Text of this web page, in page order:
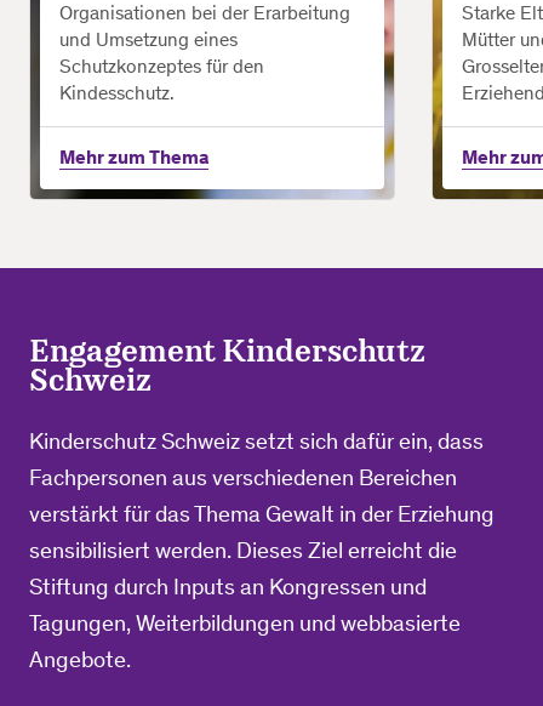
Organisationen bei der Erarbeitung
und Umsetzung eines
Schutzkonzeptes für den
Kindesschutz.
Mehr zum Thema
Starke
Mütter
Mehr
Engagement Kinderschutz
Schweiz
Kinderschutz Schweiz setzt sich dafür ein, dass
Fachpersonen aus verschiedenen Bereichen
verstärkt für das Thema Gewalt in der Erziehung
sensibilisiert werden. Dieses Ziel erreicht die
Stiftung durch Inputs an Kongressen und
Tagungen, Weiterbildungen und webbasierte
Angebote.